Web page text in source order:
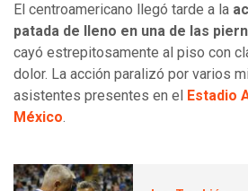
El centroamericano llegó tarde a la
patada de lleno en una de las
cayó estrepitosamente al piso con
dolor. La acción paralizó por varios
asistentes presentes en el
Estadio
México.